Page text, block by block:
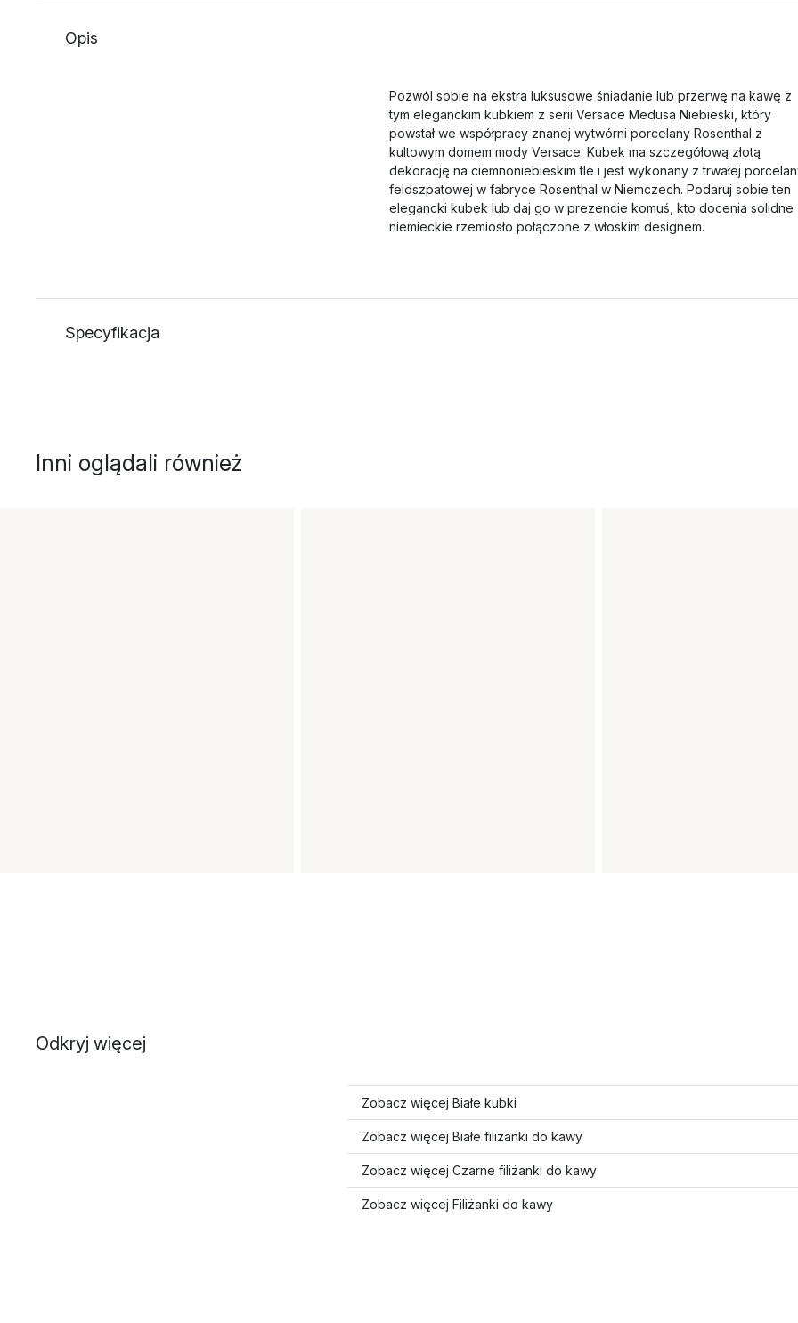
Opis
Pozwól sobie na ekstra luksusowe śniadanie lub przerwę na kawę z
tym eleganckim kubkiem z serii Versace Medusa Niebieski, który
powstał we współpracy znanej wytwórni porcelany Rosenthal z
kultowym domem mody Versace. Kubek ma szczegółową złotą
dekorację na ciemnoniebieskim tle i jest wykonany z trwałej
feldszpatowej w fabryce Rosenthal w Niemczech. Podaruj sobie ten
elegancki kubek lub daj go w prezencie komuś, kto docenia solidne
niemieckie rzemiosło połączone z włoskim designem.
Specyfikacja
Inni oglądali również
Odkryj więcej
Zobacz więcej Białe kubki
Zobacz więcej Białe filiżanki do kawy
Zobacz więcej Czarne filiżanki do kawy
Zobacz więcej Filiżanki do kawy